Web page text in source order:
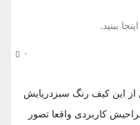
ببنید.
از این کیف رنگ سبزدریایش
کاربردی واقعا تصور
۰